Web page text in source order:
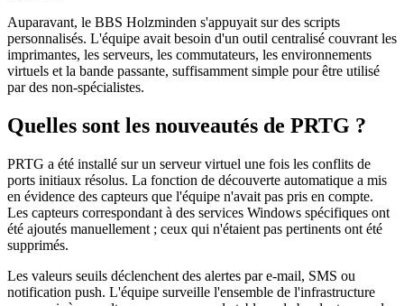
Auparavant, le BBS Holzminden s'appuyait sur des scripts
personnalisés. L'équipe avait besoin d'un outil centralisé couvrant les
imprimantes, les serveurs, les commutateurs, les environnements
virtuels et la bande passante, suffisamment simple pour être utilisé
par des non-spécialistes.
Quelles sont les nouveautés de PRTG ?
PRTG a été installé sur un serveur virtuel une fois les conflits de
ports initiaux résolus. La fonction de découverte automatique a mis
en évidence des capteurs que l'équipe n'avait pas pris en compte.
Les capteurs correspondant à des services Windows spécifiques ont
été ajoutés manuellement ; ceux qui n'étaient pas pertinents ont été
supprimés.
Les valeurs seuils déclenchent des alertes par e-mail, SMS ou
notification push. L'équipe surveille l'ensemble de l'infrastructure